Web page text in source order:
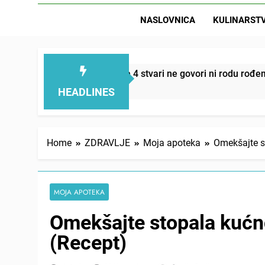
NASLOVNICA
HEADLINES
smanjuju – ove 4 stvari ne govori ni rodu rođenom
Home ZDRAVLJE Moja apoteka Omekšajte
MOJA APOTEKA
Omekšajte stopala
(Recept)